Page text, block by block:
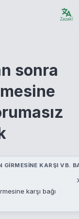
Zazakî
sonra
GIRMESINE KARŞI VB.
karşı bağı